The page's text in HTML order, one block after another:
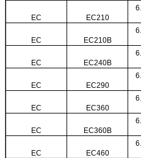
EC EC210
EC EC210B
EC EC240B
EC EC290
EC EC360
EC EC360B
EC EC460